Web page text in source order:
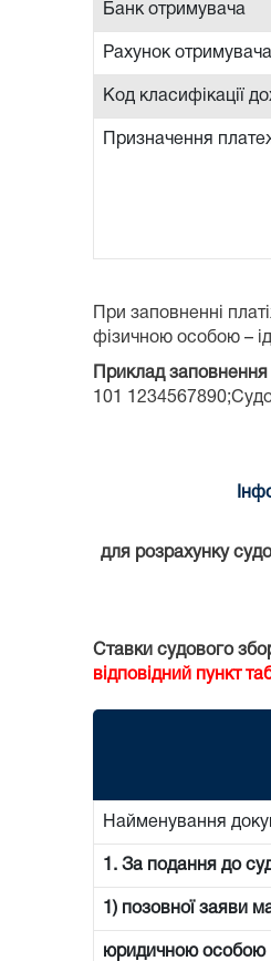
Банк отримувача
Рахунок отримувача
Код класифікації
Призначення
При заповненні
фізичною особою –
Приклад
101
для розрахунку
Ставки судового
відповідний пункт
Найменування
1. За подання до
1) позовної заяви
юридичною особою